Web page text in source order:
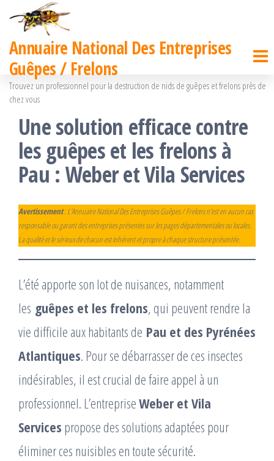
Passer
contenu
Annuaire National Des Entreprises
Guêpes / Frelons
Trouvez un professionnel pour la destruction de nids de guêpes et frelons près de
chez vous
Une solution efficace contre
les guêpes et les frelons à
Pau : Weber et Vila Services
Avertissement: L’Annuaire National Des Entreprises Guêpes / Frelons n’est en aucun cas
responsable ou garant des entreprises présentes sur les pages départementales ou locales.
La qualité et le sérieux de chacun est inhérent et propre à chaque structure présentée.
L’été apporte son lot de nuisances, notamment
les guêpes et les frelons, qui peuvent rendre la
vie difficile aux habitants de Pau et des Pyrénées
Atlantiques. Pour se débarrasser de ces insectes
indésirables, il est crucial de faire appel à un
professionnel. L’entrepriseWeber et Vila
Services propose des solutions adaptées pour
éliminer ces nuisibles en toute sécurité.